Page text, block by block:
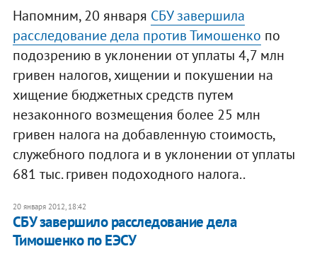
Напомним, 20 января СБУ завершила
расследование дела против Тимошенко по
подозрению в уклонении от уплаты 4,7 млн
гривен налогов, хищении и покушении на
хищение бюджетных средств путем
незаконного возмещения более 25 млн
гривен налога на добавленную стоимость,
служебного подлога и в уклонении от уплаты
681 тыс. гривен подоходного налога..
20 января 2012, 18:42
СБУ завершило расследование дела
Тимошенко по ЕЭСУ